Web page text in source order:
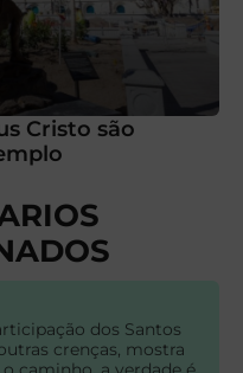
Cristo são
dos Santos
crenças, mostra